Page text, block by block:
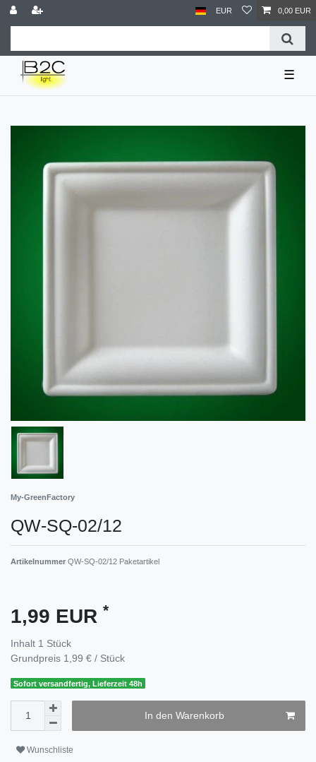
EUR 0,00 EUR
☰
My-GreenFactory
QW-SQ-02/12
Artikelnummer QW-SQ-02/12 Paketartikel
1,99 EUR *
Inhalt 1 Stück
Grundpreis 1,99 € / Stück
Sofort versandfertig, Lieferzeit 48h
In den Warenkorb
Wunschliste